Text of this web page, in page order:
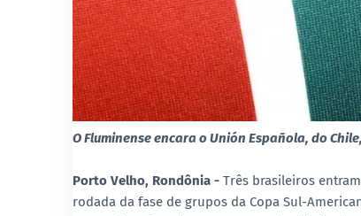
O Fluminense encara o Unión Española, do
Porto Velho, Rondônia - Três brasileiros
rodada da fase de grupos da Copa Sul-